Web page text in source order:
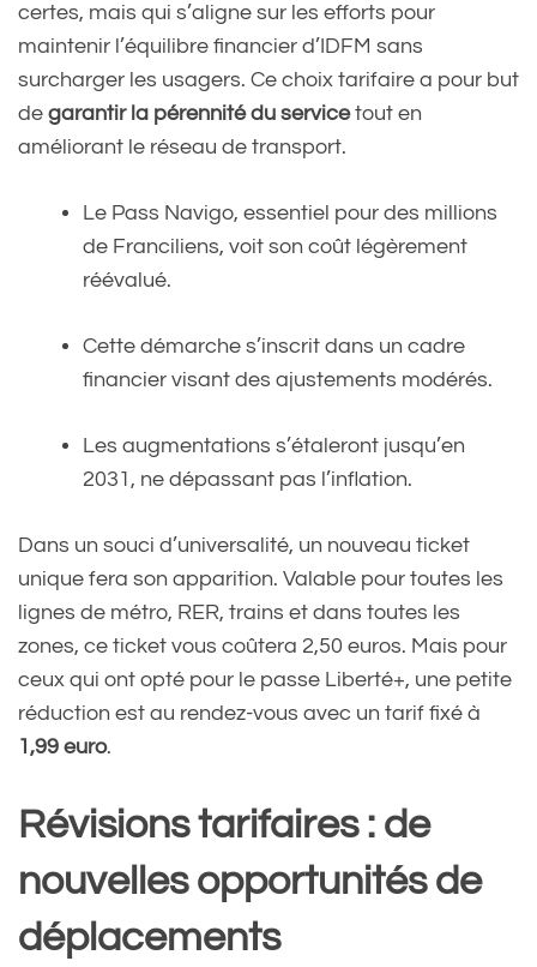
certes, mais qui s’aligne sur les efforts pour
maintenir l’équilibre financier d’IDFM sans
surcharger les usagers. Ce choix tarifaire a pour but
de garantir la pérennité du servicetout en
améliorant le réseau de transport.
Le Pass Navigo, essentiel pour des millions
de Franciliens, voit son coût légèrement
réévalué.
Cette démarche s’inscrit dans un cadre
financier visant des ajustements modérés.
Les augmentations s’étaleront jusqu’en
2031, ne dépassant pas l’inflation.
Dans un souci d’universalité, un nouveau ticket
unique fera son apparition. Valable pour toutes les
lignes de métro, RER, trains et dans toutes les
zones, ce ticket vous coûtera 2,50 euros. Mais pour
ceux qui ont opté pour le passe Liberté+, une petite
réduction est au rendez-vous avec un tarif fixé à
1,99 euro.
Révisions tarifaires : de
nouvelles opportunités de
déplacements